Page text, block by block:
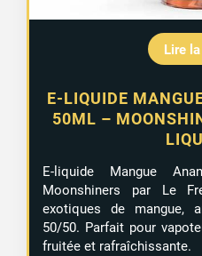
Lire
E-LIQUIDE
50ML –
E-liquide Mangue
Moonshiners par Le
exotiques de mangue,
50/50. Parfait pour
fruitée et rafraîchissante.